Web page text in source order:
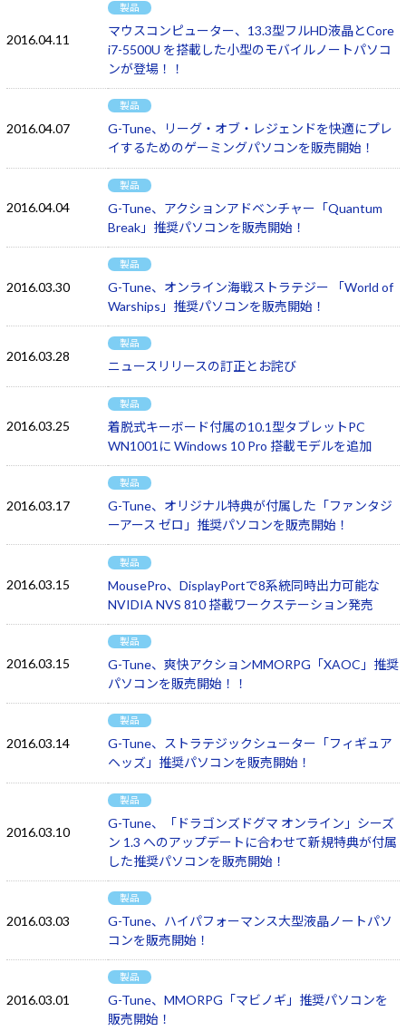
2016.04.11
製品
マウスコンピューター、13.3型フルHD液晶とCore
i7-5500U を搭載した小型のモバイルノートパソコ
ンが登場！！
2016.04.07
製品
G-Tune、リーグ・オブ・レジェンドを快適にプレ
イするためのゲーミングパソコンを販売開始！
2016.04.04
製品
G-Tune、アクションアドベンチャー「Quantum
Break」推奨パソコンを販売開始！
2016.03.30
製品
G-Tune、オンライン海戦ストラテジー 「World of
Warships」推奨パソコンを販売開始！
2016.03.28
製品
ニュースリリースの訂正とお詫び
2016.03.25
製品
着脱式キーボード付属の10.1型タブレットPC
WN1001に Windows 10 Pro 搭載モデルを追加
2016.03.17
製品
G-Tune、オリジナル特典が付属した「ファンタジ
ーアース ゼロ」推奨パソコンを販売開始！
2016.03.15
製品
MousePro、DisplayPortで8系統同時出力可能な
NVIDIA NVS 810 搭載ワークステーション発売
2016.03.15
製品
G-Tune、爽快アクションMMORPG「XAOC」推奨
パソコンを販売開始！！
2016.03.14
製品
G-Tune、ストラテジックシューター「フィギュア
ヘッズ」推奨パソコンを販売開始！
2016.03.10
製品
G-Tune、「ドラゴンズドグマ オンライン」シーズ
ン 1.3 へのアップデートに合わせて新規特典が付属
した推奨パソコンを販売開始！
2016.03.03
製品
G-Tune、ハイパフォーマンス大型液晶ノートパソ
コンを販売開始！
2016.03.01
製品
G-Tune、MMORPG「マビノギ」推奨パソコンを
販売開始！